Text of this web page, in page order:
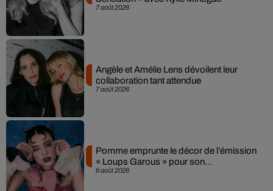
7 août 2026
7 août 2026
Angèle et Amélie Lens dévoilent leur
collaboration tant attendue
6 août 2026
Pomme emprunte le décor de l’émission
« Loups Garous » pour son...